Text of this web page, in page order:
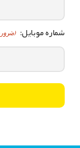
شماره موبایل: (ضروری)